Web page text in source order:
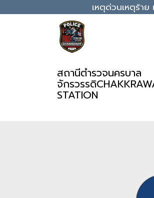
เหตุด่วนเหตุร้า
สถานีตำรวจนครบาล
จักรวรรดิ
STATION